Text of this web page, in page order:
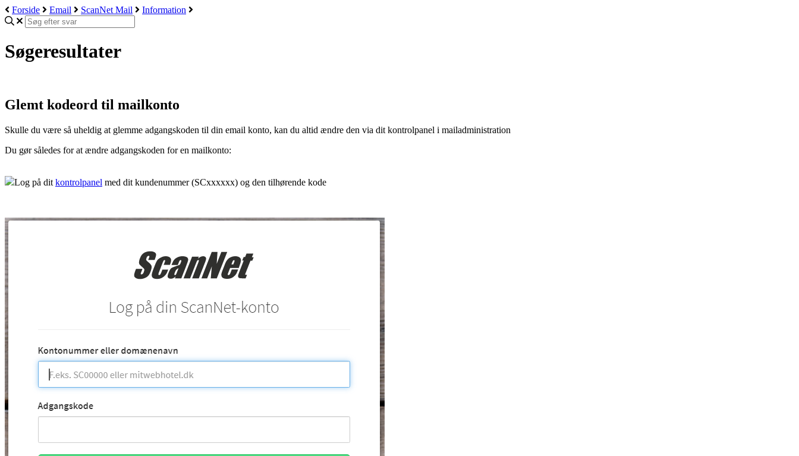
Forside Email ScanNet Mail Information
Søgeresultater
Glemt kodeord til mailkonto
Skulle du være så uheldig at glemme adgangskoden til din email konto, kan du altid ændre den via dit kontrolpanel i mailadministration
Du gør således for at ændre adgangskoden for en mailkonto:
Log på dit kontrolpanel med dit kundenummer (SCxxxxxx) og den tilhørende kode